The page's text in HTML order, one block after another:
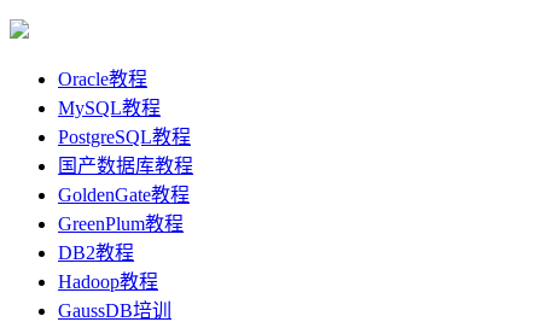
Oracle教程
MySQL教程
PostgreSQL教程
国产数据库教程
GoldenGate教程
GreenPlum教程
DB2教程
Hadoop教程
GaussDB培训